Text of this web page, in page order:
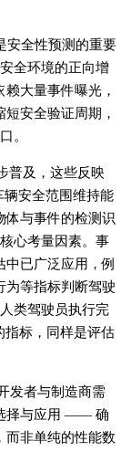
安全性预测的重要
全环境的正向增
大量事件曝光，
安全验证周期，
。
普及，这些反映
安全范围维持能
体与事件的检测识
心考量因素。事
已广泛应用，例
为等指标判断驾驶
类驾驶员执行完
指标，同样是评估
发者与制造商需
择与应用 —— 确
而非单纯的性能数